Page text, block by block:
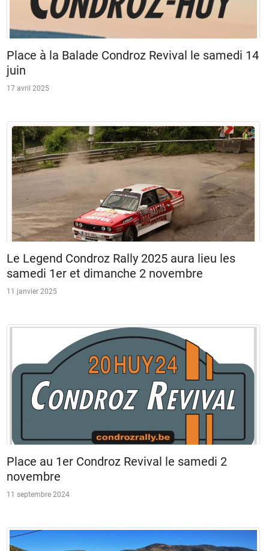
Place à la Balade Condroz Revival le samedi 14
juin
17 avril 2025
Le Legend Condroz Rally 2025 aura lieu les
samedi 1er et dimanche 2 novembre
11 janvier 2025
Place au 1er Condroz Revival le samedi 2
novembre
11 septembre 2024